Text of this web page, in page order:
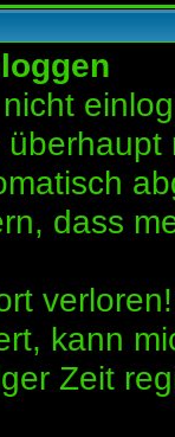
dass
verloren!
kann
Zeit